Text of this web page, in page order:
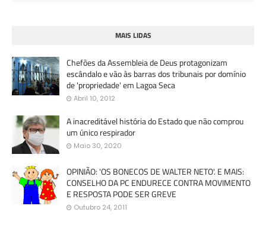
MAIS LIDAS
Chefões da Assembleia de Deus protagonizam
escândalo e vão às barras dos tribunais por domínio
de 'propriedade' em Lagoa Seca
Abril 10, 2012
A inacreditável história do Estado que não comprou
um único respirador
Maio 30, 2020
OPINIÃO: 'OS BONECOS DE WALTER NETO'. E MAIS:
CONSELHO DA PC ENDURECE CONTRA MOVIMENTO
E RESPOSTA PODE SER GREVE
Outubro 24, 2011